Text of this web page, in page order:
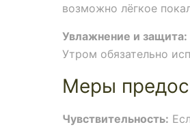
возможно лёгкое
Увлажнение и защита:
Утром обязательно
Меры
Чувствительность: